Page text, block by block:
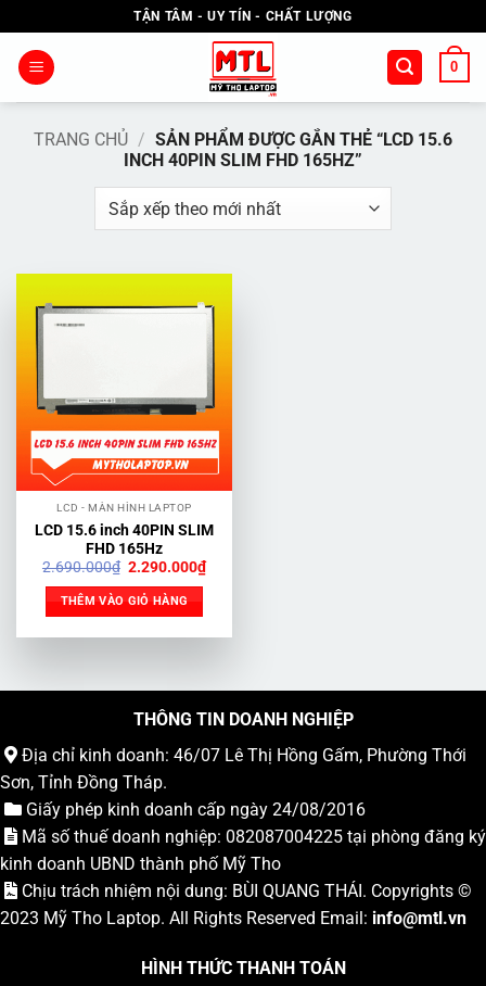
qua
nội
TẬN TÂM - UY TÍN - CHẤT LƯỢNG
0
TRANG CHỦ / SẢN PHẨM ĐƯỢC GẮN THẺ “LCD 15.6
INCH 40PIN SLIM FHD 165HZ”
LCD - MÀN HÌNH LAPTOP
LCD 15.6 inch 40PIN SLIM
FHD 165Hz
2.690.000₫ Giá
là:
2.690.000₫.
2.290.000₫Giá
hiện
THÊM VÀO GIỎ HÀNG
THÔNG TIN DOANH NGHIỆP
Địa chỉ kinh doanh: 46/07 Lê Thị Hồng Gấm, Phường Thới
Sơn, Tỉnh Đồng Tháp.
Giấy phép kinh doanh cấp ngày 24/08/2016
Mã số thuế doanh nghiệp: 082087004225 tại phòng đăng ký
kinh doanh UBND thành phố Mỹ Tho
Chịu trách nhiệm nội dung: BÙI QUANG THÁI. Copyrights ©
2023 Mỹ Tho Laptop. All Rights Reserved Email: info@mtl.vn
HÌNH THỨC THANH TOÁN